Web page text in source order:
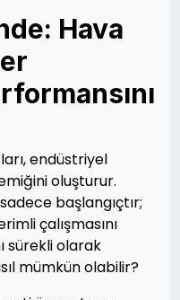
Hava
endüstriyel
oluşturur.
başlangıçtır;
çalışmasını
sürekli olarak
mümkün olabilir?